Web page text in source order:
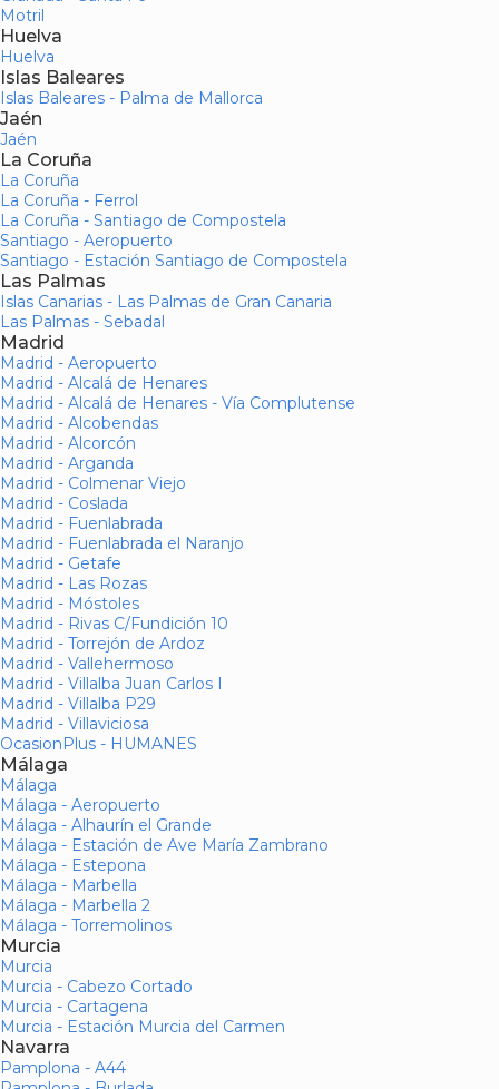
Motril
Huelva
Huelva
Islas Baleares
Islas Baleares - Palma de Mallorca
Jaén
Jaén
La Coruña
La Coruña
La Coruña - Ferrol
La Coruña - Santiago de Compostela
Santiago - Aeropuerto
Santiago - Estación Santiago de Compostela
Las Palmas
Islas Canarias - Las Palmas de Gran Canaria
Las Palmas - Sebadal
Madrid
Madrid - Aeropuerto
Madrid - Alcalá de Henares
Madrid - Alcalá de Henares - Vía Complutense
Madrid - Alcobendas
Madrid - Alcorcón
Madrid - Arganda
Madrid - Colmenar Viejo
Madrid - Coslada
Madrid - Fuenlabrada
Madrid - Fuenlabrada el Naranjo
Madrid - Getafe
Madrid - Las Rozas
Madrid - Móstoles
Madrid - Rivas C/Fundición 10
Madrid - Torrejón de Ardoz
Madrid - Vallehermoso
Madrid - Villalba Juan Carlos I
Madrid - Villalba P29
Madrid - Villaviciosa
OcasionPlus - HUMANES
Málaga
Málaga
Málaga - Aeropuerto
Málaga - Alhaurín el Grande
Málaga - Estación de Ave María Zambrano
Málaga - Estepona
Málaga - Marbella
Málaga - Marbella 2
Málaga - Torremolinos
Murcia
Murcia
Murcia - Cabezo Cortado
Murcia - Cartagena
Murcia - Estación Murcia del Carmen
Navarra
Pamplona - A44